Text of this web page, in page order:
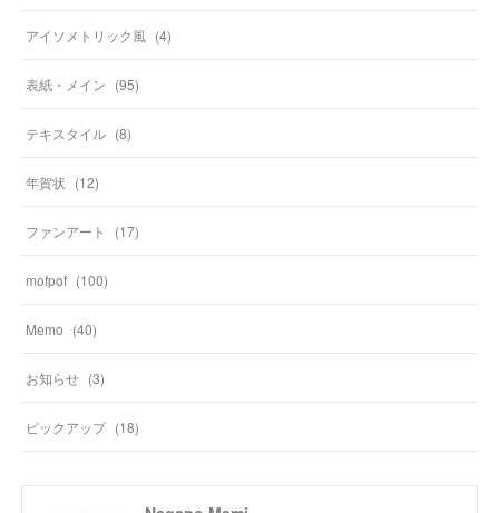
アイソメトリック風 (4)
表紙・メイン (95)
テキスタイル (8)
年賀状 (12)
ファンアート (17)
mofpof (100)
Memo (40)
お知らせ (3)
ピックアップ (18)